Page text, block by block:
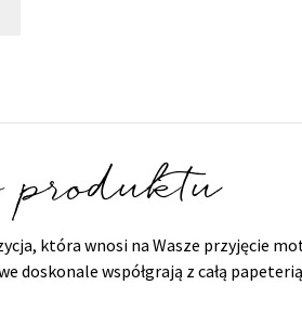
produktu
która wnosi na Wasze przyjęcie
współgrają z całą